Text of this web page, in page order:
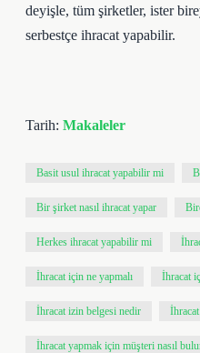
deyişle, tüm şirketler, ister
serbestçe ihracat yapabilir.
Tarih: Makaleler
Basit usul ihracat yapabilir mi
Bir şirket nasıl ihracat yapar
Herkes ihracat yapabilir mi
İhracat için ne yapmalı İhracat
İhracat izin belgesi nedir İhracat
İhracat yapmak için müşteri nasıl